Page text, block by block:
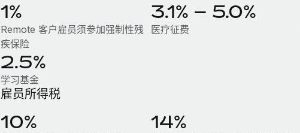
1%
Remote 客户雇员须参加强制性残
疾保险
3.1% – 5.0%
医疗征费
2.5%
学习基金
雇员所得税
10% 14%